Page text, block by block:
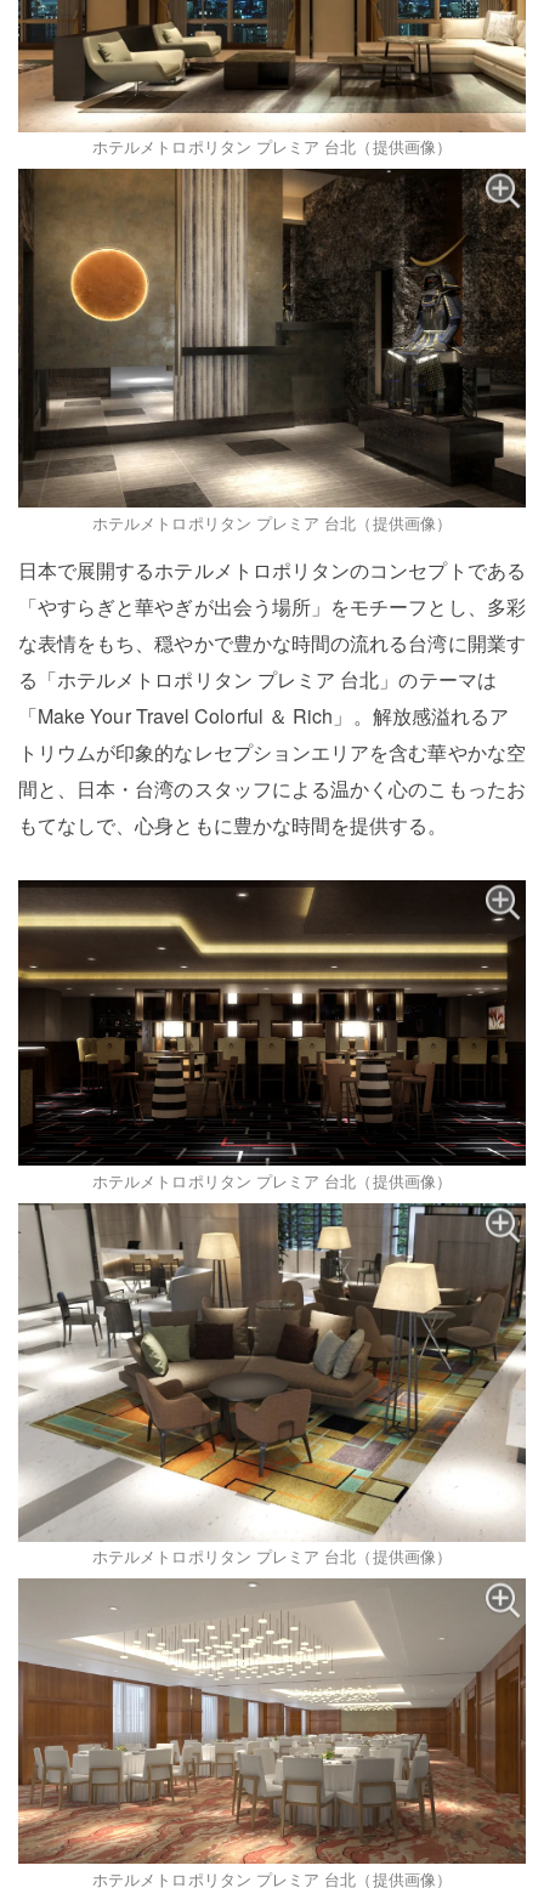
ホテルメトロポリタン プレミア 台北（提供画像）
ホテルメトロポリタン プレミア 台北（提供画像）
日本で展開するホテルメトロポリタンのコンセプトである
「やすらぎと華やぎが出会う場所」をモチーフとし、多彩
な表情をもち、穏やかで豊かな時間の流れる台湾に開業す
る「ホテルメトロポリタン プレミア 台北」のテーマは
「Make Your Travel Colorful ＆ Rich」。解放感溢れるア
トリウムが印象的なレセプションエリアを含む華やかな空
間と、日本・台湾のスタッフによる温かく心のこもったお
もてなしで、心身ともに豊かな時間を提供する。
ホテルメトロポリタン プレミア 台北（提供画像）
ホテルメトロポリタン プレミア 台北（提供画像）
ホテルメトロポリタン プレミア 台北（提供画像）